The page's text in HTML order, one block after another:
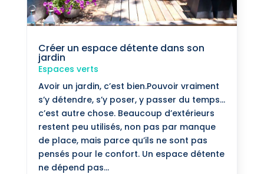
Créer un espace détente dans son
jardin
Espaces verts
Avoir un jardin, c’est bien.Pouvoir vraiment
s’y détendre, s’y poser, y passer du temps…
c’est autre chose. Beaucoup d’extérieurs
restent peu utilisés, non pas par manque
de place, mais parce qu’ils ne sont pas
pensés pour le confort. Un espace détente
ne dépend pas...